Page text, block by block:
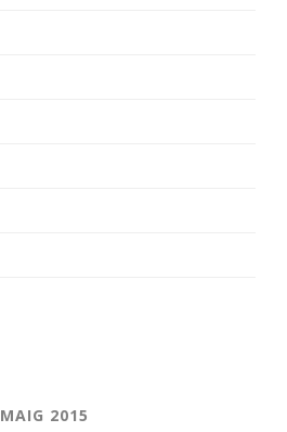
MAIG 2015